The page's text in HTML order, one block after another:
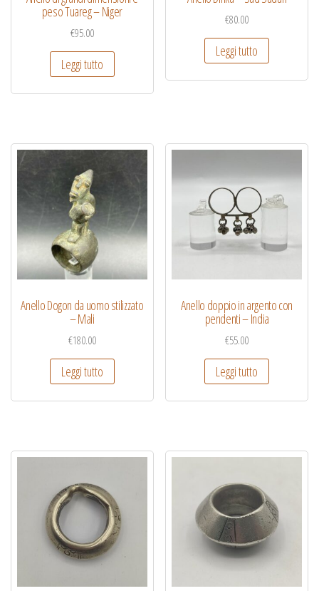
peso Tuareg – Niger
€95.00
Leggi tutto
€80.00
Leggi tutto
Anello Dogon da uomo stilizzato
– Mali
€180.00
Leggi tutto
Anello doppio in argento con
pendenti – India
€55.00
Leggi tutto